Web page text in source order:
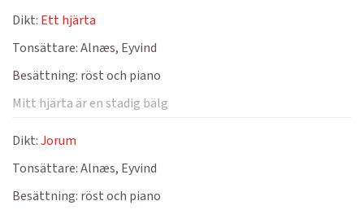
Dikt: Ett hjärta
Tonsättare:Alnæs, Eyvind
Besättning: röst och piano
Mitt hjärta är en stadig bälg
Dikt:Jorum
Tonsättare:Alnæs, Eyvind
Besättning: röst och piano